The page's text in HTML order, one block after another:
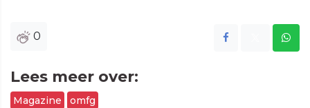
0
Lees meer over:
Magazine omfg